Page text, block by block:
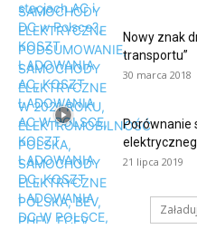
Nowy znak
transportu”
30 marca 2018
Porównanie
21 lipca 2019